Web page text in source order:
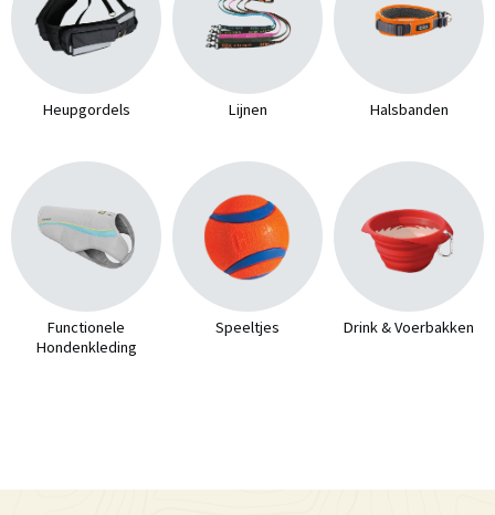
Heupgordels Lijnen Halsbanden
Functionele
Hondenkleding
Speeltjes Drink & Voerbakken